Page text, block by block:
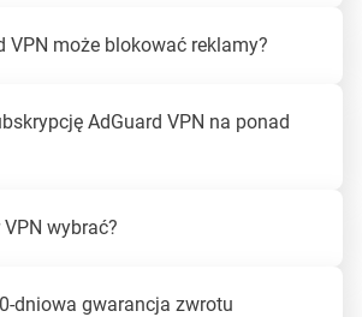
VPN może blokować reklamy?
AdGuard VPN na ponad
wybrać?
dniowa gwarancja zwrotu